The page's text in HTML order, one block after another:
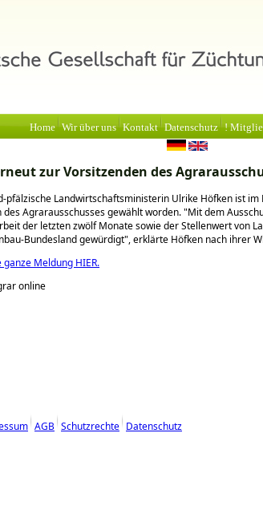
Home Wir über uns Kontakt Datenschutz !
zur Vorsitzenden des
pfälzische Landwirtschaftsministerin Ulrike Höfken ist
des Agrarausschusses gewählt worden. Mit dem
der letzten zwölf Monate sowie der Stellenwert von
Bundesland gewürdigt , erklärte Höfken nach ihrer
ganze Meldung HIER.
online
AGB Schutzrechte Datenschutz